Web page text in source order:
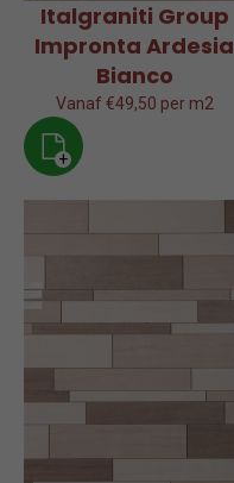
Italgraniti Group
Impronta Ardesia
Bianco
Vanaf €49,50 per m2
+